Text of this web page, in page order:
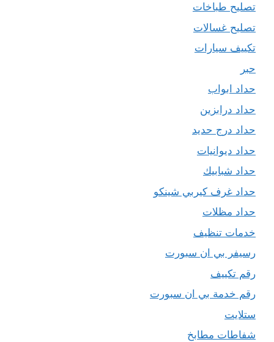
تصليح طباخات
تصليح غسالات
تكييف سيارات
حبر
حداد ابواب
حداد درابزين
حداد درج حديد
حداد ديوانيات
حداد شبابيك
حداد غرف كيربي شينكو
حداد مظلات
خدمات تنظيف
رسيفر بي ان سبورت
رقم تكييف
رقم خدمة بي ان سبورت
ستلايت
شفاطات مطابخ